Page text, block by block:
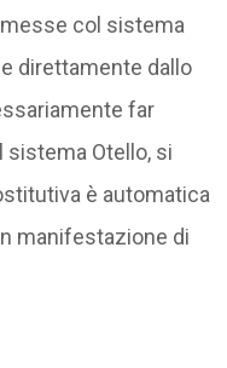
col sistema
direttamente dallo
far
Otello, si
è automatica
manifestazione di